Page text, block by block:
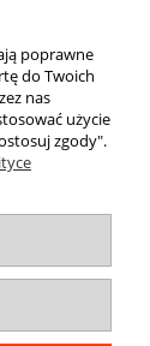
poprawne
do Twoich
nas
użycie
zgody".